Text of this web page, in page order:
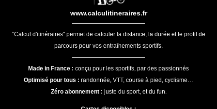
www.calculitineraires.fr
"Calcul d'itinéraires" permet de calculer la distance, la durée et le profil de
parcours pour vos entraînements sportifs.
Made in France : conçu pour les sportifs, par des passionnés
Optimisé pour tous : randonnée, VTT, course à pied, cyclisme…
Zéro abonnement : juste du sport, et du fun.